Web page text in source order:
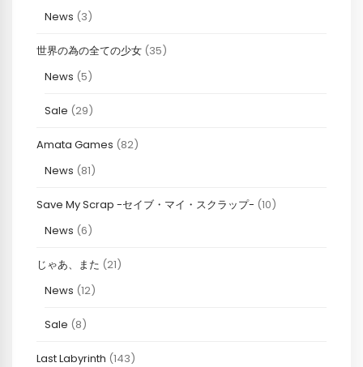
News (3)
世界の為の全ての少女 (35)
News (5)
Sale (29)
Amata Games (82)
News (81)
Save My Scrap -セイブ・マイ・スクラップ- (10)
News (6)
じゃあ、また (21)
News (12)
Sale (8)
Last Labyrinth (143)